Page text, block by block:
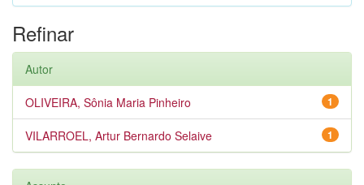
Refinar
Autor
1
OLIVEIRA, Sônia Maria Pinheiro
1
VILARROEL, Artur Bernardo Selaive